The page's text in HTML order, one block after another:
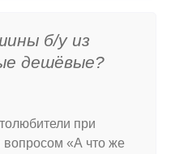
б/у из
дешёвые?
при
вопросом «А что же